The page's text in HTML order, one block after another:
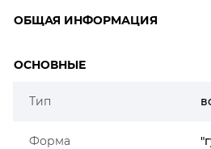
ОБЩАЯ ИНФОРМАЦИЯ
ОСНОВНЫЕ
Тип
Форма